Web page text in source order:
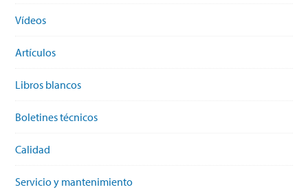
Vídeos
Artículos
Libros blancos
Boletines técnicos
Calidad
Servicio y mantenimiento